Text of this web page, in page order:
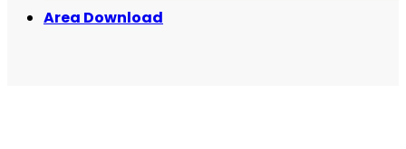
Area Download